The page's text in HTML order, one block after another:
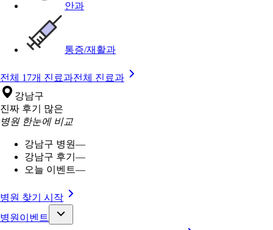
안과
통증/재활과
전체 17개 진료과전체 진료과
강남구
진짜 후기 많은
병원 한눈에 비교
강남구 병원—
강남구 후기 —
오늘 이벤트—
병원 찾기 시작
병원이벤트